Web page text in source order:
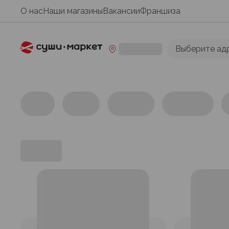
О насНаши магазиныВакансииФраншиза
Выберите